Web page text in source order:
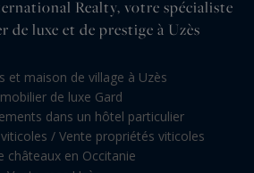
Realty, votre spécialiste
de luxe et de prestige à Uzès
et maison de village à Uzès
de luxe Gard
dans un hôtel particulier
/ Vente propriétés viticoles
châteaux en Occitanie